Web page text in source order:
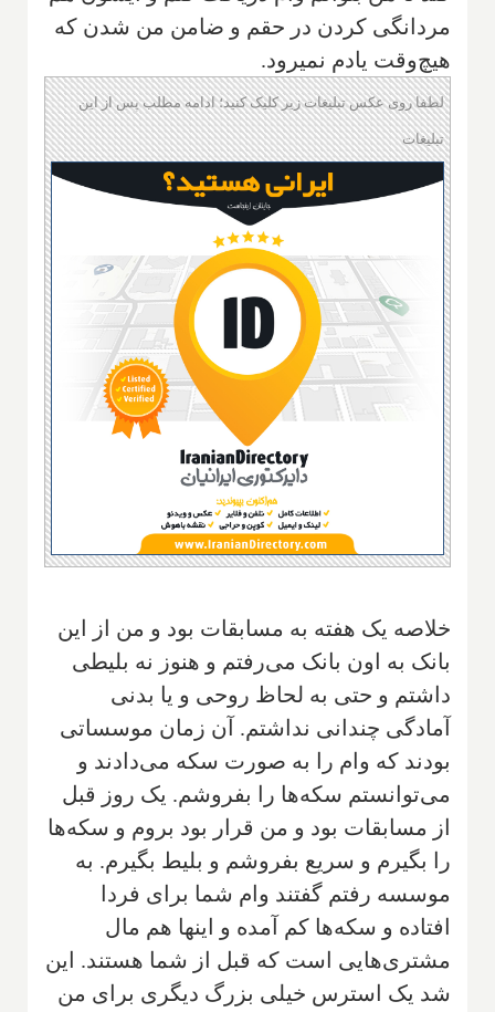
مردانگی کردن در حقم و ضامن من شدن که
هیچ‌وقت یادم نمیرود.
لطفا روی عکس تبلیغات زیر کلیک کنید؛ ادامه مطلب پس از این
تبلیغات
‌خلاصه یک هفته به مسابقات بود و من از این
بانک به اون بانک می‌رفتم و هنوز نه بلیطی
داشتم و‌ حتی به لحاظ روحی و یا بدنی
آمادگی چندانی نداشتم. آن زمان موسساتی
بودند که وام را به صورت سکه می‌دادند و
می‌توانستم سکه‌ها را بفروشم‌. یک روز قبل
از مسابقات بود و من قرار بود بروم و سکه‌ها
را بگیرم و سریع بفروشم و بلیط بگیرم‌. به
موسسه رفتم گفتند وام شما برای فردا
افتاده و سکه‌ها کم آمده و اینها هم مال
مشتری‌هایی است که قبل از شما هستند. این
شد یک استرس خیلی بزرگ دیگری برای من